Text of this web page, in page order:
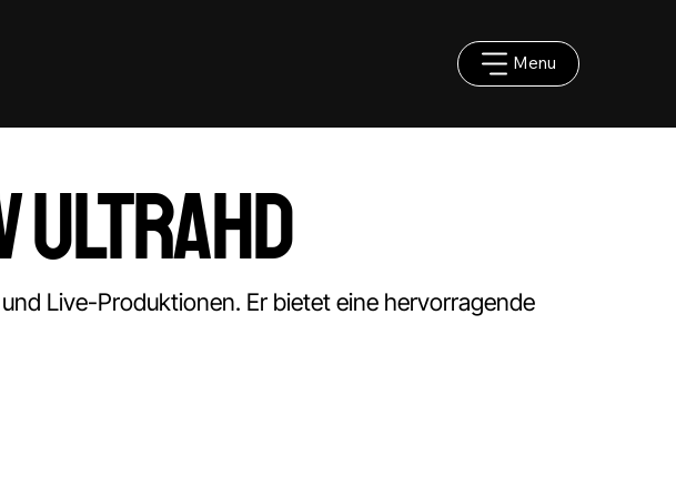
Menu
UltraHD
Live-Produktionen. Er bietet eine hervorragende